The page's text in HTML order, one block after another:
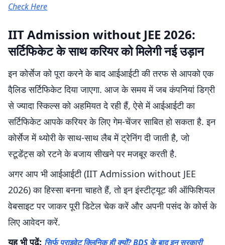
Check Here
IIT Admission without JEE 2026:
सर्टिफिकेट के साथ करियर को मिलेगी नई उड़ान
इन कोर्सेज को पूरा करने के बाद आईआईटी की तरफ से आपको एक
वैलि़ड सर्टिफिकेट दिया जाएगा. आज के समय में जब कंपनियां डिग्री
से ज्यादा स्किल्स को अहमियत दे रही हैं, ऐसे में आईआईटी का
सर्टिफिकेट आपके करियर के लिए गेम-चेंजर साबित हो सकता है. इन
कोर्सेज में थ्योरी के साथ-साथ लैब में ट्रेनिंग दी जाती है, जो
स्टूडेंट्स को रटने के बजाय सीखने पर मजबूर करती है.
अगर आप भी आईआईटी (IIT Admission without JEE
2026) का हिस्सा बनना चाहते हैं, तो इन इंस्टीट्यूट की ऑफिशियल
वेबसाइट पर जाकर पूरी डिटेल चेक करें और अपनी पसंद के कोर्स के
लिए आवेदन करें.
यह भी पढ़ें: सिर्फ प्राइवेट क्लिनिक ही क्यों? BDS के बाद इन सरकारी